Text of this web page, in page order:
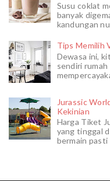
Susu coklat
banyak
kandungan
Tips Memilih
Dewasa ini,
sendiri rumah
Jurassic
Kekinian
Harga Tiket
yang tinggal
bermain pasti